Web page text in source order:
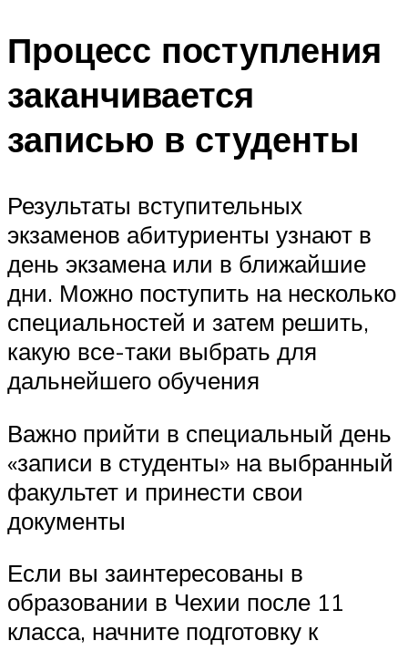
Процесс поступления
заканчивается
записью в студенты
Результаты вступительных
экзаменов абитуриенты узнают в
день экзамена или в ближайшие
дни. Можно поступить на несколько
специальностей и затем решить,
какую все-таки выбрать для
дальнейшего обучения
Важно прийти в специальный день
«записи в студенты» на выбранный
факультет и принести свои
документы
Если вы заинтересованы в
образовании в Чехии после 11
класса, начните подготовку к